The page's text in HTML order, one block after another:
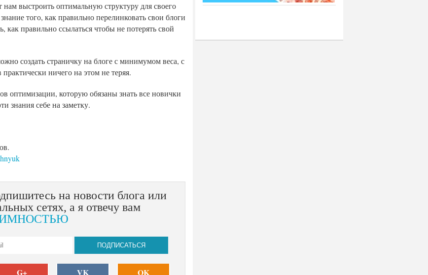
выстроить оптимальную структуру для своего
того, как правильно перелинковать свои блоги
правильно ссылаться чтобы не потерять свой
создать страничку на блоге с минимумом веса, с
ничего на этом не теряя.
оптимизации, которую обязаны знать все новички
знания себе на заметку.
на новости блога или
сетях, а я отвечу вам
G+ VK OK